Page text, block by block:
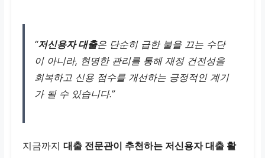
“저신용자 대출은 단순히 급한 불을 끄는 수단
이 아니라, 현명한 관리를 통해 재정 건전성을
회복하고 신용 점수를 개선하는 긍정적인 계기
가 될 수 있습니다.”
지금까지대출 전문관이 추천하는 저신용자 대출 활